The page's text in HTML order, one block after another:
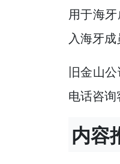
用于海
入海牙
旧金山
电话咨询
内容